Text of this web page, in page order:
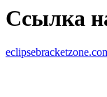
Ссылка